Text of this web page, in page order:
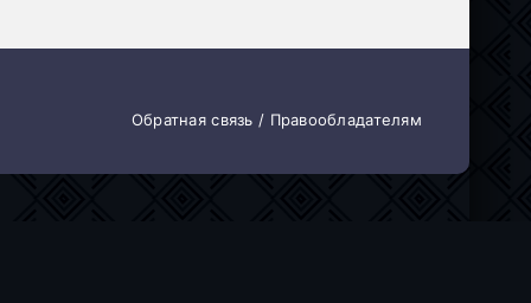
Обратная связь / Правообладателям